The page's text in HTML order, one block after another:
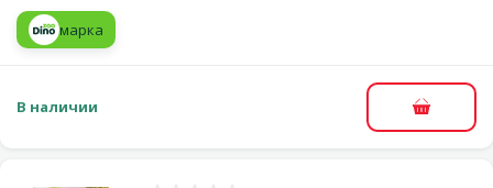
марка
В наличии В